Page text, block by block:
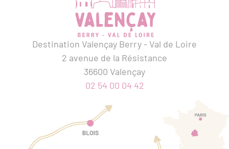
Destination Valençay Berry - Val de Loire
2 avenue de la Résistance
36600 Valençay
02 54 00 04 42